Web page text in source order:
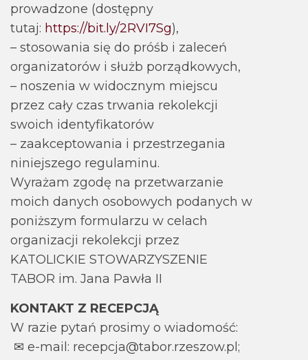
prowadzone (dostępny
tutaj: https://bit.ly/2RVI7Sg),
– stosowania się do próśb i zaleceń
organizatorów i służb porządkowych,
– noszenia w widocznym miejscu
przez cały czas trwania rekolekcji
swoich identyfikatorów
– zaakceptowania i przestrzegania
niniejszego regulaminu.
Wyrażam zgodę na przetwarzanie
moich danych osobowych podanych w
poniższym formularzu w celach
organizacji rekolekcji przez
KATOLICKIE STOWARZYSZENIE
TABOR im. Jana Pawła II
KONTAKT Z RECEPCJĄ
W razie pytań prosimy o wiadomość:
✉ e-mail: recepcja@tabor.rzeszow.pl;